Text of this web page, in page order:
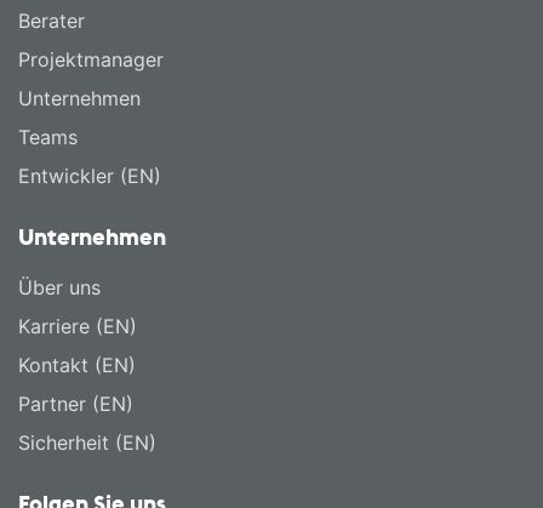
Berater
Projektmanager
Unternehmen
Teams
Entwickler (EN)
Unternehmen
Über uns
Karriere (EN)
Kontakt (EN)
Partner (EN)
Sicherheit (EN)